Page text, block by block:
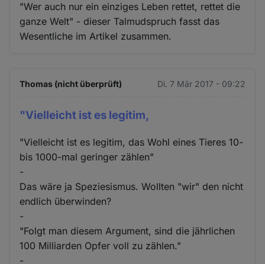
"Wer auch nur ein einziges Leben rettet, rettet die
ganze Welt" - dieser Talmudspruch fasst das
Wesentliche im Artikel zusammen.
Thomas (nicht überprüft) Di. 7 Mär 2017 - 09:22
"Vielleicht ist es legitim,
"Vielleicht ist es legitim, das Wohl eines Tieres 10-
bis 1000-mal geringer zählen"
-
Das wäre ja Speziesismus. Wollten "wir" den nicht
endlich überwinden?
-
"Folgt man diesem Argument, sind die jährlichen
100 Milliarden Opfer voll zu zählen."
-